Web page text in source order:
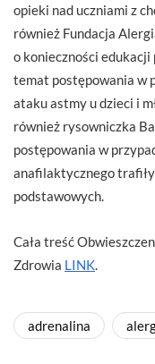
opieki nad uczniami z
również Fundacja
o konieczności
temat postępowania w
ataku astmy u dzieci i
również rysowniczka
postępowania w
anafilaktycznego
podstawowych.
Cała treść
Zdrowia LINK
adrenalina